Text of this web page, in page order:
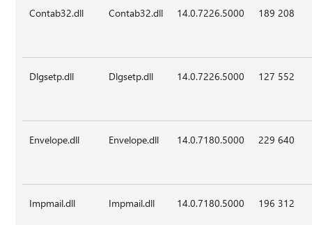
Contab32.dll Contab32.dll 14.0.7226.5000 189 208
Dlgsetp.dll Dlgsetp.dll 14.0.7226.5000 127 552
Envelope.dll Envelope.dll 14.0.7180.5000 229 640
Impmail.dll Impmail.dll 14.0.7180.5000 196 312